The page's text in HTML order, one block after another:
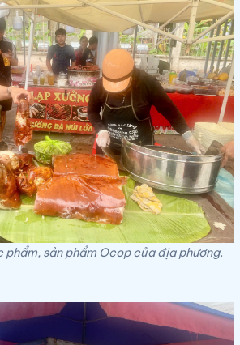
phẩm, sản phẩm Ocop của địa phương.